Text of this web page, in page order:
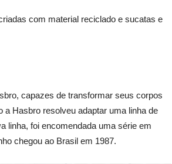
com material reciclado e sucatas e
capazes de transformar seus corpos
a Hasbro resolveu adaptar uma linha de
linha, foi encomendada uma série em
chegou ao Brasil em 1987.